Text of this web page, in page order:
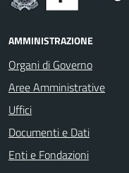
AMMINISTRAZIONE
Organi di Governo
Aree Amministrative
Uffici
Documenti e Dati
Enti e Fondazioni